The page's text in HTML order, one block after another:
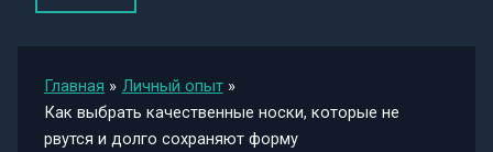
Главная
Личный опыт
Как выбрать качественные носки, которые не
рвутся и долго сохраняют форму